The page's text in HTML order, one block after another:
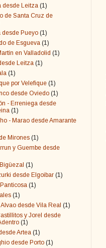
desde Leitza (1)
de Santa Cruz de
desde Pueyo (1)
de Esgueva (1)
en Valladolid (1)
Leitza (1)
(1)
por Velefique (1)
desde Oviedo (1)
- Erreniega desde
(1)
- Marao desde Amarante
Mirones (1)
y Guembe desde
(1)
desde Elgoibar (1)
(1)
(1)
desde Vila Real (1)
y Jorel desde
(1)
Artea (1)
desde Porto (1)